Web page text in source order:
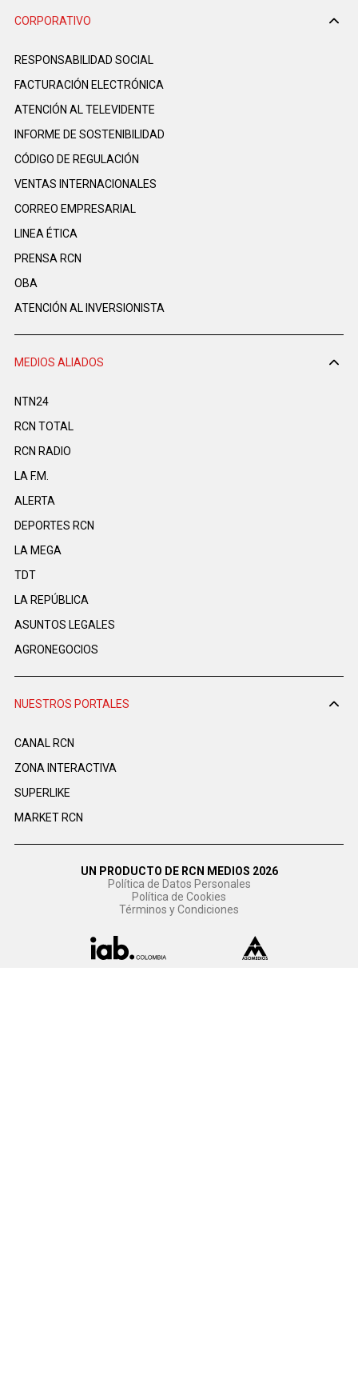
CORPORATIVO
RESPONSABILIDAD SOCIAL
FACTURACIÓN ELECTRÓNICA
ATENCIÓN AL TELEVIDENTE
INFORME DE SOSTENIBILIDAD
CÓDIGO DE REGULACIÓN
VENTAS INTERNACIONALES
CORREO EMPRESARIAL
LINEA ÉTICA
PRENSA RCN
OBA
ATENCIÓN AL INVERSIONISTA
MEDIOS ALIADOS
NTN24
RCN TOTAL
RCN RADIO
LA F.M.
ALERTA
DEPORTES RCN
LA MEGA
TDT
LA REPÚBLICA
ASUNTOS LEGALES
AGRONEGOCIOS
NUESTROS PORTALES
CANAL RCN
ZONA INTERACTIVA
SUPERLIKE
MARKET RCN
UN PRODUCTO DE RCN MEDIOS 2026
Política de Datos Personales
Política de Cookies
Términos y Condiciones